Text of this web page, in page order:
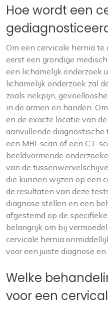
Hoe wordt een
Om een cervicale hernia te
eerst een grondige
een lichamelijk onderzoek
lichamelijk onderzoek zal
zoals nekpijn,
in de armen en handen.
en de exacte locatie van
aanvullende diagnostische
een MRI-scan of een CT-
beeldvormende
van de
die kunnen wijzen op een
de resultaten van deze
diagnose stellen en een
afgestemd op de
belangrijk om bij
cervicale hernia
voor een juiste diagnose
Welke
voor een